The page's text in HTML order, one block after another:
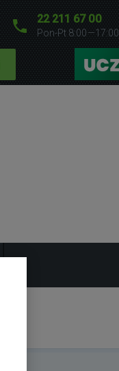
22 211 67 00
Pon-Pt 8:00—17:00